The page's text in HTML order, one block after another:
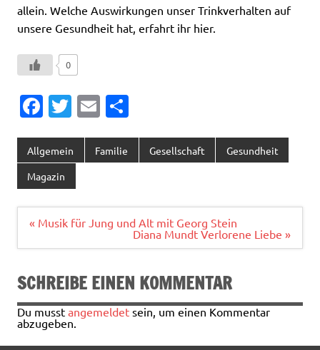
allein. Welche Auswirkungen unser Trinkverhalten auf
unsere Gesundheit hat, erfahrt ihr hier.
0
Fa
e
b
o
o
k
T
it
r
E
ai
Allgemein Familie Gesellschaft Gesundheit
Magazin
Beitragsnavigation
« Musik für Jung und Alt mit Georg Stein
Diana Mundt Verlorene Liebe »
SCHREIBE EINEN KOMMENTAR
Du musst angemeldet sein, um einen Kommentar
abzugeben.